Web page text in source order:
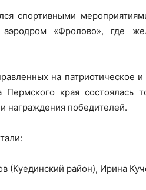
спортивными
аэродром «Фролово», где
на патриотическое и
края состоялась
награждения победителей.
(Куединский район), Ирина